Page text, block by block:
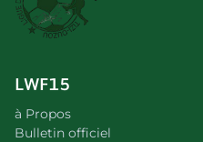
LWF15
à Propos
Bulletin officiel